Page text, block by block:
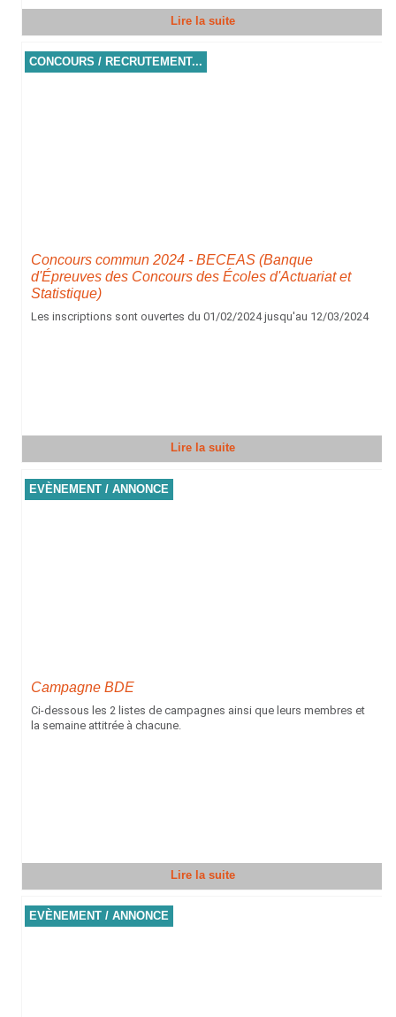
Lire la suite
CONCOURS / RECRUTEMENT...
Concours commun 2024 - BECEAS (Banque
d'Épreuves des Concours des Écoles d'Actuariat et
Statistique)
Les inscriptions sont ouvertes du 01/02/2024 jusqu'au 12/03/2024
Lire la suite
EVÈNEMENT / ANNONCE
Campagne BDE
Ci-dessous les 2 listes de campagnes ainsi que leurs membres et
la semaine attitrée à chacune.
Lire la suite
EVÈNEMENT / ANNONCE